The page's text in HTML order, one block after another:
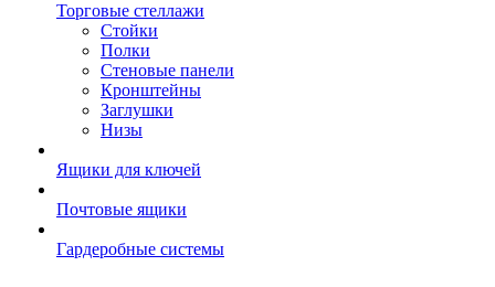
Торговые стеллажи
Стойки
Полки
Стеновые панели
Кронштейны
Заглушки
Низы
Ящики для ключей
Почтовые ящики
Гардеробные системы